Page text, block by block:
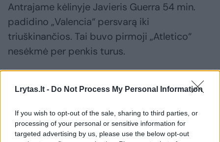
Lrytas.lt - Do Not Process My Personal Information
If you wish to opt-out of the sale, sharing to third parties, or
processing of your personal or sensitive information for
targeted advertising by us, please use the below opt-out
Antrajame kėlinyje Javieris Guerra 54 min.
padidino „Valencia“ persvarą iki
triuškinančios. Tai buvo pirmoji „Atletico“
nesėkmė per penkis turus.
Kitame mače sėkmingai pirmenybėse
„Cadiz“ atstovų 3:0 (0:0).